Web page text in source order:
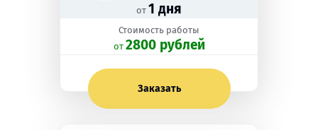
от 1 дня
Стоимость работы
oт 2800 рублей
Заказать